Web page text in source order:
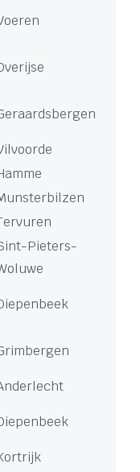
Pieters-